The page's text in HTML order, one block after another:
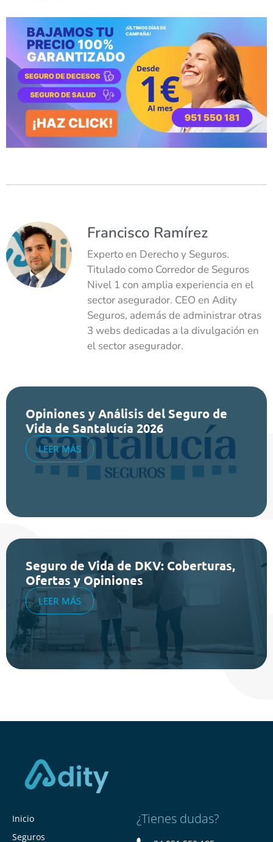
Francisco Ramírez
Experto en Derecho y Seguros.
Titulado como Corredor de Seguros
Nivel 1 con amplia experiencia en el
sector asegurador. CEO en Adity
Seguros, además de administrar otras
3 webs dedicadas a la divulgación en
el sector asegurador.
Opiniones y Análisis del Seguro de
Vida de Santalucía 2026
LEER MÁS
Seguro de Vida de DKV: Coberturas,
Ofertas y Opiniones
LEER MÁS
Inicio
Seguros
¿Tienes dudas?